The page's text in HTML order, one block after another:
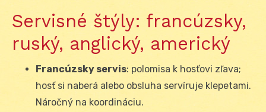
Servisné štýly: francúzsky,
ruský, anglický, americký
Francúzsky servis: polomisa k hosťovi zľava;
hosť si naberá alebo obsluha servíruje klepetami.
Náročný na koordináciu.